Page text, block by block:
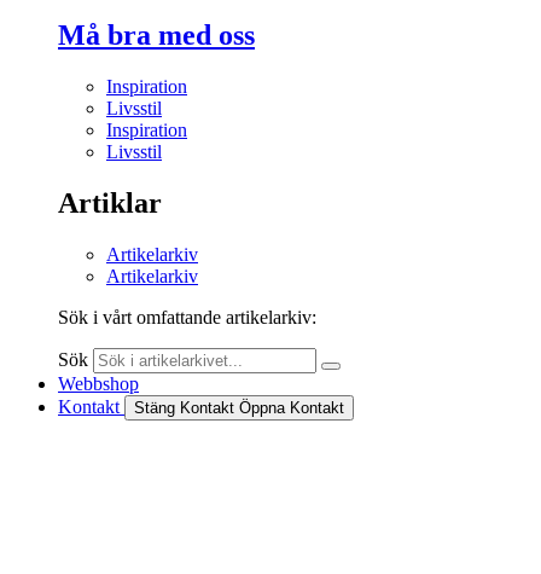
Må bra med oss
Inspiration
Livsstil
Inspiration
Livsstil
Artiklar
Artikelarkiv
Artikelarkiv
Sök i vårt omfattande artikelarkiv:
Sök
Webbshop
Kontakt
Stäng Kontakt Öppna Kontakt